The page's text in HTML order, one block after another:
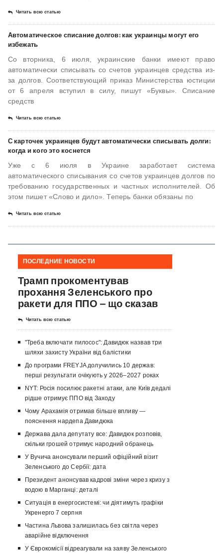
Читать всю статью
​Автоматическое списание долгов: как украинцы могут его
избежать
Со вторника, 6 июля, украинские банки имеют право
автоматически списывать со счетов украинцев средства из-
за долгов. Соответствующий приказ Министерства юстиции
от 6 апреля вступил в силу, пишут «Буквы». Списание
средств
Читать всю статью
​С карточек украинцев будут автоматически списывать долги:
когда и кого это коснется
Уже с 6 июля в Украине заработает система
автоматического списывания со счетов украинцев долгов по
требованию государственных и частных исполнителей. Об
этом пишет «Слово и дило». Теперь банки обязаны по
Читать всю статью
ПОСЛЕДНИЕ НОВОСТИ
Трамп прокоментував
прохання Зеленського про
ракети для ППО – що сказав
Читать всю статью
"Треба включати пилосос": Давидюк назвав три
шляхи захисту України від балістики
До програми FREYJA долучились 10 держав:
перші результати очікують у 2026–2027 роках
NYT: Росія посилює ракетні атаки, але Київ дедалі
рідше отримує ППО від Заходу
Чому Арахамія отримав більше впливу —
пояснення нардепа Давидюка
Держава дала депутату все: Давидюк розповів,
скільки грошей отримує народний обранець
У Вучича анонсували перший офіційний візит
Зеленського до Сербії: дата
Президент анонсував кадрові зміни через кризу з
водою в Марганці: деталі
Ситуація в енергосистемі: чи діятимуть графіки
Укренерго 7 серпня
Частина Львова залишилась без світла через
аварійне відключення
У Єврокомісії відреагували на заяву Зеленського